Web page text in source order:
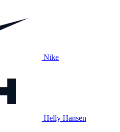
Nike
Helly Hansen